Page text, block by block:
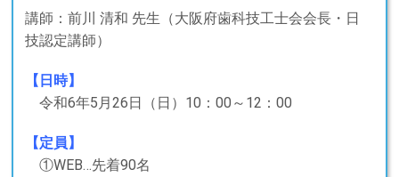
講師：前川 清和 先生（大阪府歯科技工士会会長・日
技認定講師）
【日時】
令和6年5 月26日（日）10：00～12：00
【定員】
①WEB…先着90名